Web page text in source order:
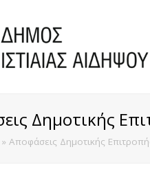
Δημοτικής
» Αποφάσεις Δημοτικής